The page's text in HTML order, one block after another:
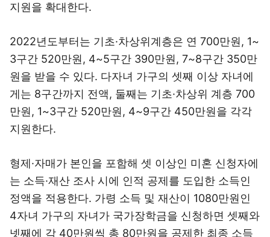
지원을 확대한다.
2022년도부터는 기초·차상위계층은 연 700만원, 1~
3구간 520만원, 4~5구간 390만원, 7~8구간 350만
원을 받을 수 있다. 다자녀 가구의 셋째 이상 자녀에
게는 8구간까지 전액, 둘째는 기초·차상위 계층 700
만원, 1~3구간 520만원, 4~9구간 450만원을 각각
지원한다.
형제·자매가 본인을 포함해 셋 이상인 미혼 신청자에
는 소득·재산 조사 시에 인적 공제를 도입한 소득인
정액을 적용한다. 가령 소득 및 재산이 1080만원인
4자녀 가구의 자녀가 국가장학금을 신청하면 셋째와
넷째에 각 40만원씩 총 80만원을 공제한 최종 소득